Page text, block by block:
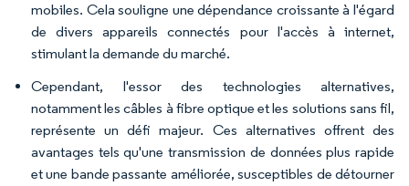
mobiles. Cela souligne une dépendance croissante à l'égard
de divers appareils connectés pour l'accès à internet,
stimulant la demande du marché.
Cependant, l'essor des technologies alternatives,
notamment les câbles à fibre optique et les solutions sans fil,
représente un défi majeur. Ces alternatives offrent des
avantages tels qu'une transmission de données plus rapide
et une bande passante améliorée, susceptibles de détourner